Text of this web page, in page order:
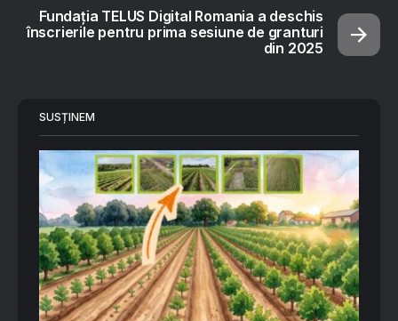
Fundația TELUS Digital Romania a deschis
înscrierile pentru prima sesiune de granturi
din 2025
SUSȚINEM